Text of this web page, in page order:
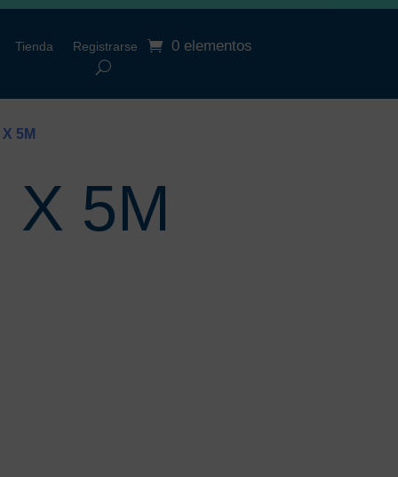
Tienda Registrarse 0 elementos
5M
X 5M